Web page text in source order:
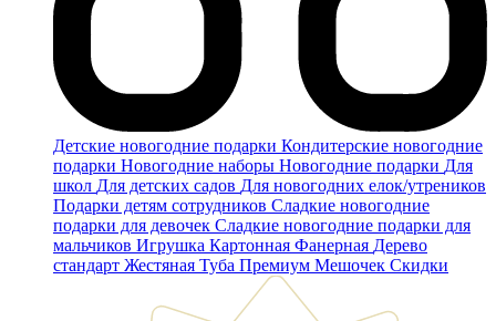
Детские новогодние подарки Кондитерские новогодние
подарки Новогодние наборы Новогодние подарки Для
школ Для детских садов Для новогодних елок/утреников
Подарки детям сотрудников Сладкие новогодние
подарки для девочек Сладкие новогодние подарки для
мальчиков Игрушка Картонная Фанерная Дерево
стандарт Жестяная Туба Премиум Мешочек Скидки